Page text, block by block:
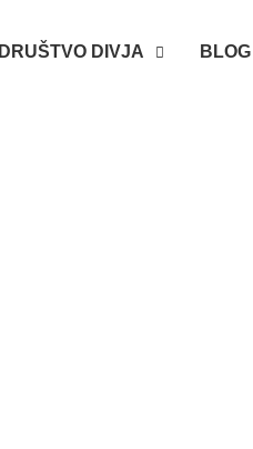
DRUŠTVO DIVJA BLOG